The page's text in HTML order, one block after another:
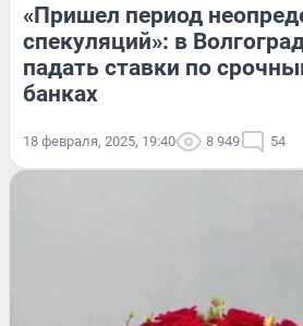
«Пришел период
спекуляций»: в
падать ставки по
банках
18 февраля, 2025, 19:40 8 949 54